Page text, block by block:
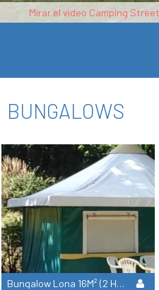
Mirar el video Camping
BUNGALOWS
Bungalow Lona 16M² (2 Habitaciones)